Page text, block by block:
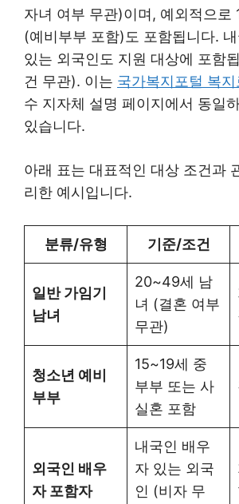
자녀 여부 무관)이며, 예외적으로
(예비부부 포함)도 포함됩니다.
있는 외국인도 지원 대상에 포함
건 무관). 이는 국가복지포털 복지
수 지자체 설명 페이지에서 동일
있습니다.
아래 표는 대표적인 대상 조건과
리한 예시입니다.
분류/유형 기준/조건
일반 가임기
남녀
20~49세 남
녀 (결혼 여부
무관)
청소년 예비
부부
15~19세 중
부부 또는 사
실혼 포함
외국인 배우
자 포함자
내국인 배우
자 있는 외국
인 (비자 무